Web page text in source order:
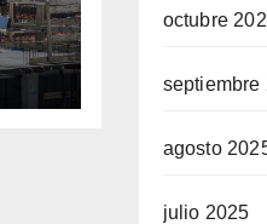
octubre
septiembre
agosto
julio 2025